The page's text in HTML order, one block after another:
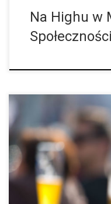
Na Highu w
Alkohol zabija 3 miliony
górna granica w
największy problem
to najczęściej spożywana